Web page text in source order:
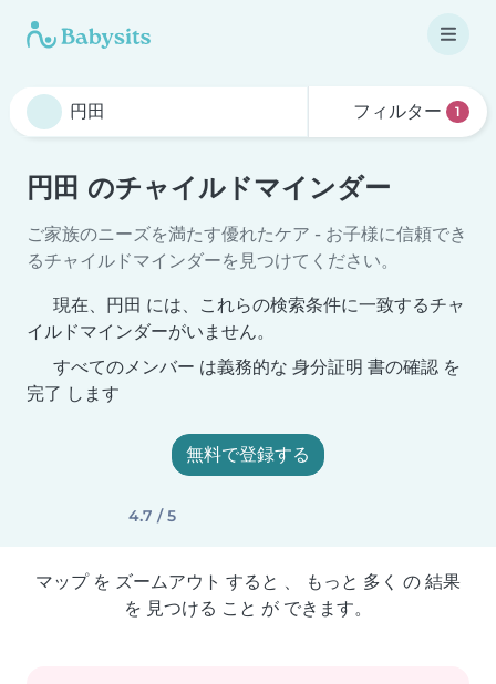
フィルター 1
円田 のチャイルドマインダー
ご家族のニーズを満たす優れたケア - お子様に信頼でき
るチャイルドマインダーを見つけてください。
現在、円田 には、これらの検索条件に一致するチャ
イルドマインダーがいません。
すべてのメンバー は義務的な 身分証明 書の確認 を
完了 します
無料で登録する
4.7 / 5
マップ を ズームアウト すると 、 もっと 多く の 結果
を 見つける こと が できます。